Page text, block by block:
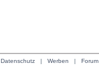
Datenschutz | Werben | Forum